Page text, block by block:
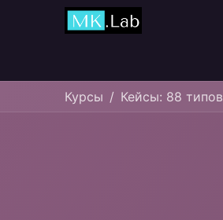
Курсы Кейсы: 88